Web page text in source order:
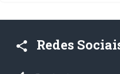
share Redes